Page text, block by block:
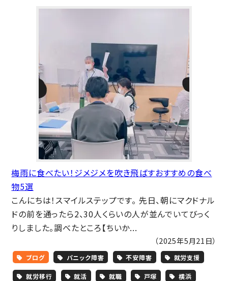
梅雨に食べたい！ジメジメを吹き飛ばすおすすめの食べ
物5選
こんにちは！スマイルステップです。 先日、朝にマクドナル
ドの前を通ったら2、30人くらいの人が並んでいてびっく
りしました。調べたところ【ちいか...
（2025年5月21日）
ブログ パニック障害 不安障害 就労支援
就労移行 就活 就職 戸塚 横浜